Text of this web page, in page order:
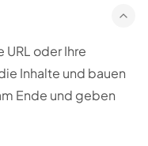
URL oder Ihre
Inhalte und bauen
Ende und geben